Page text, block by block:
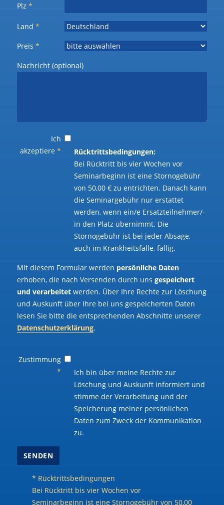
Plz*
Land*
Preis*
Nachricht (optional)
Ich
akzeptiere *
Rücktrittsbedingungen:
Bei Rücktritt bis vier Wochen vor
Seminarbeginn ist eine Stornogebühr
von 50,00 € zu entrichten. Danach kann
die Seminargebühr nur erstattet
werden, wenn ein/e Ersatzteilnehmer/-
in den Platz übernimmt. Die
Stornogebühr ist bei jeder Absage,
auch im Krankheitsfalle, fällig.
Mit diesem Formular werden persönliche Daten
erhoben, die nach Versenden durch unsgespeichert
und verarbeitet werden. Über Ihre Rechte zur Löschung
und Auskunft über Ihre bei uns gespeicherten Daten
lesen Sie bitte die entsprechenden Abschnitte unserer
Datenschutzerklärung.
Zustimmung
*
Ich bin über meine Rechte zur
Löschung und Auskunft informiert und
stimme der Verarbeitung und der
Speicherung meiner persönlichen
Daten zum Zweck der Kommunikation
zu.
* Rücktrittsbedingungen
Bei Rücktritt bis vier Wochen vor
Seminarbeginn ist eine Stornogebühr von 50,00